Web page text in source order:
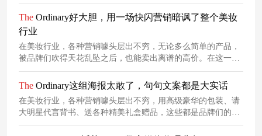
The Ordinary好大胆，用一场快闪营销暗讽了整个美妆
行业
在美妆行业，各种营销噱头层出不穷，无论多么简单的产品，
被品牌们吹得天花乱坠之后，也能卖出离谱的高价。在这一背
景下，新锐美妆品牌TheOrdinary却反其道而行之，不仅反对
利用噱头来迷惑消费者，还大胆策划了一波旨在揭穿美妆行业
暴利真相的快闪营销，为消费者带来更清晰的美妆行业认知。
The Ordinary这组海报太敢了，句句文案都是大实话
在美妆行业，各种营销噱头层出不穷，用高级豪华的包装、请
大明星代言背书、送各种精美礼盒赠品，这些都是品牌们的常
见策略。在这一背景下，美妆品牌TheOrdinary却反其道而行